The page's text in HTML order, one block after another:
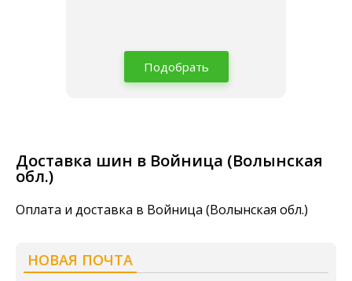
Подобрать
Доставка шин в Войница (Волынская
обл.)
Оплата и доставка в Войница (Волынская обл.)
НОВАЯ ПОЧТА